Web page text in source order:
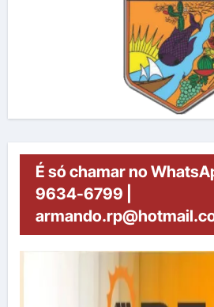
É só chamar no
9634-6799 |